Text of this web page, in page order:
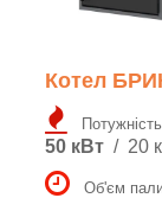
Котел
50 кВт / 20
Об'єм